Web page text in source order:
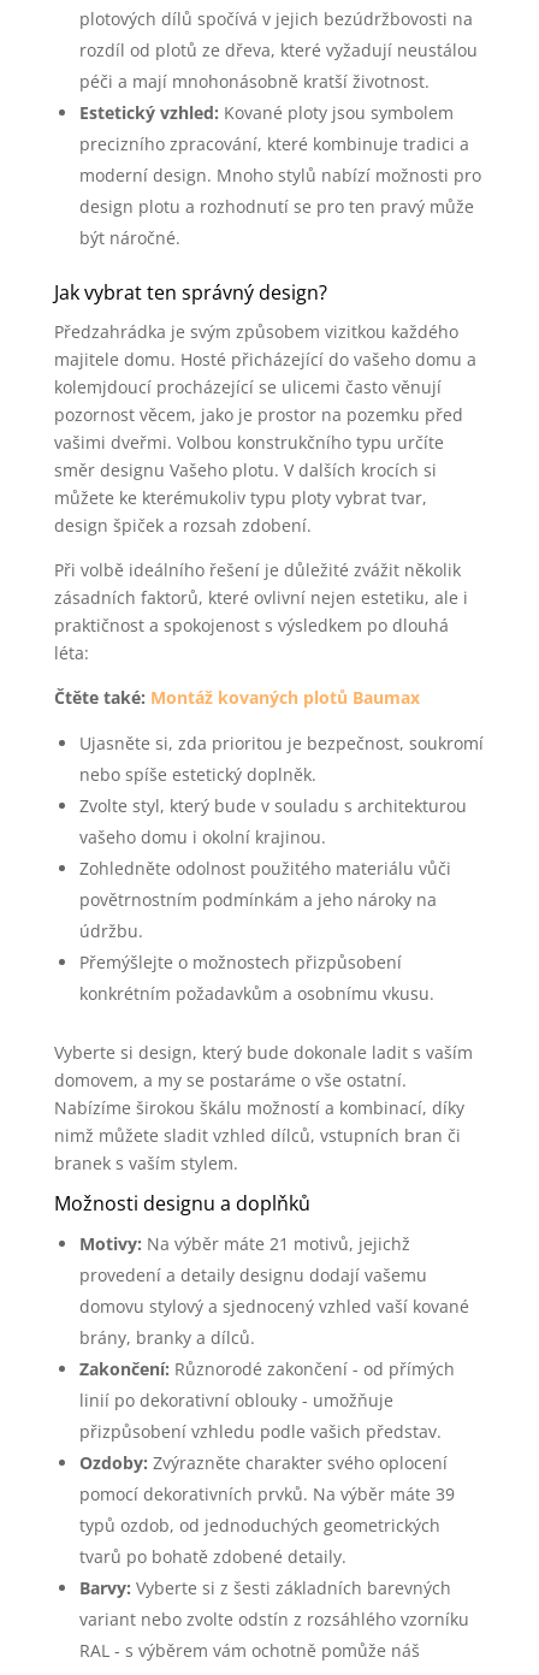
plotových dílů spočívá v jejich bezúdržbovosti na
rozdíl od plotů ze dřeva, které vyžadují neustálou
péči a mají mnohonásobně kratší životnost.
Estetický vzhled: Kované ploty jsou symbolem
precizního zpracování, které kombinuje tradici a
moderní design. Mnoho stylů nabízí možnosti pro
design plotu a rozhodnutí se pro ten pravý může
být náročné.
Jak vybrat ten správný design?
Předzahrádka je svým způsobem vizitkou každého
majitele domu. Hosté přicházející do vašeho domu a
kolemjdoucí procházející se ulicemi často věnují
pozornost věcem, jako je prostor na pozemku před
vašimi dveřmi. Volbou konstrukčního typu určíte
směr designu Vašeho plotu. V dalších krocích si
můžete ke kterémukoliv typu ploty vybrat tvar,
design špiček a rozsah zdobení.
Při volbě ideálního řešení je důležité zvážit několik
zásadních faktorů, které ovlivní nejen estetiku, ale i
praktičnost a spokojenost s výsledkem po dlouhá
léta:
Čtěte také: Montáž kovaných plotů Baumax
Ujasněte si, zda prioritou je bezpečnost, soukromí
nebo spíše estetický doplněk.
Zvolte styl, který bude v souladu s architekturou
vašeho domu i okolní krajinou.
Zohledněte odolnost použitého materiálu vůči
povětrnostním podmínkám a jeho nároky na
údržbu.
Přemýšlejte o možnostech přizpůsobení
konkrétním požadavkům a osobnímu vkusu.
Vyberte si design, který bude dokonale ladit s vaším
domovem, a my se postaráme o vše ostatní.
Nabízíme širokou škálu možností a kombinací, díky
nimž můžete sladit vzhled dílců, vstupních bran či
branek s vaším stylem.
Možnosti designu a doplňků
Motivy: Na výběr máte 21 motivů, jejichž
provedení a detaily designu dodají vašemu
domovu stylový a sjednocený vzhled vaší kované
brány, branky a dílců.
Zakončení: Různorodé zakončení - od přímých
linií po dekorativní oblouky - umožňuje
přizpůsobení vzhledu podle vašich představ.
Ozdoby: Zvýrazněte charakter svého oplocení
pomocí dekorativních prvků. Na výběr máte 39
typů ozdob, od jednoduchých geometrických
tvarů po bohatě zdobené detaily.
Barvy: Vyberte si z šesti základních barevných
variant nebo zvolte odstín z rozsáhlého vzorníku
RAL - s výběrem vám ochotně pomůže náš